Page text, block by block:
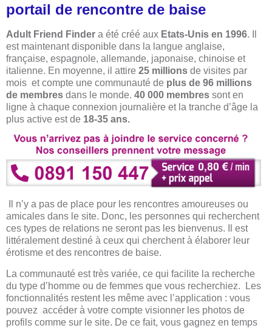
portail de rencontre de baise
Adult Friend Finder a été créé aux Etats-Unis en 1996. Il
est maintenant disponible dans la langue anglaise,
française, espagnole, allemande, japonaise, chinoise et
italienne. En moyenne, il attire 25 millions de visites par
mois et compte une communauté de plus de 96 millions
de membres dans le monde. 40 000 membres sont en
ligne à chaque connexion journalière et la tranche d’âge la
plus active est de 18-35 ans.
Il n’y a pas de place pour les rencontres amoureuses ou
amicales dans le site. Donc, les personnes qui recherchent
ces types de relations ne seront pas les bienvenus. Il est
littéralement destiné à ceux qui cherchent à élaborer leur
érotisme et des rencontres de baise.
La communauté est très variée, ce qui facilite la recherche
du type d’homme ou de femmes que vous recherchiez. Les
fonctionnalités restent les même avec l’application : vous
pouvez accéder à votre compte visionner les photos de
profils comme sur le site. De ce fait, vous gagnez en temps